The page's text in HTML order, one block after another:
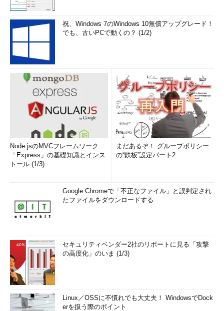
祝、Windows 7のWindows 10無償アップグレード！
でも、古いPCで動くの？ (1/2)
Node.jsのMVCフレームワーク
「Express」の基礎知識とインス
トール (1/3)
まだあるぞ！ グループポリシー
の“鉄板”設定パート2
Google Chromeで「不正なファイル」と誤判定され
たファイルをダウンロードする
セキュリティベンダー2社のリポートに見る「攻撃
の高度化」のいま (1/3)
Linux／OSSに不慣れでも大丈夫！ WindowsでDock
erを扱う際のポイント